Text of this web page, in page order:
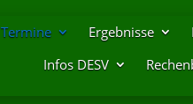
Termine Ergebnisse
Infos DESV